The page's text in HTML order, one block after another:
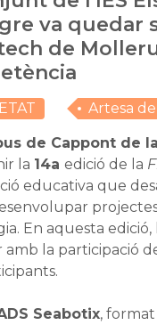
va quedar
de
Artesa
de Cappont de
la 14a edició de la
educativa que
En aquesta edició,
la participació
Seabotix,